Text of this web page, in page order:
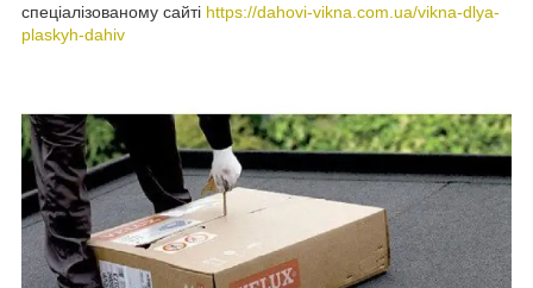
спеціалізованому сайті https://dahovi-vikna.com.ua/vikna-dlya-
plaskyh-dahiv